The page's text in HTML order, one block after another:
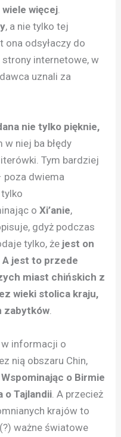
więcej.
, a nie tylko tej
ona odsyłaczy do
strony internetowe, w
uznali za
nie tylko pięknie,
w niej ba błędy
Tym bardziej
poza dwiema
o Xi’anie,
gdyż podczas
tylko, że jest on
A jest to przede
miast chińskich z
wieki stolica kraju,
zabytków.
w informacji o
nią obszaru Chin,
Wspominając o Birmie
o Tajlandii. A przecież
krajów to
ważne światowe